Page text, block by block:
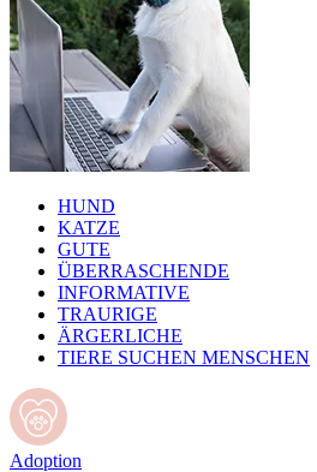
HUND
KATZE
GUTE
ÜBERRASCHENDE
INFORMATIVE
TRAURIGE
ÄRGERLICHE
TIERE SUCHEN MENSCHEN
Adoption